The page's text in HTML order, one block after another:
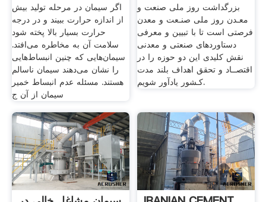
اگر سیمان در مرحله تولید بیش
از اندازه حرارت ببیند و در درجه
حرارت بسیار بالا پخته شود
سلامت آن به مخاطره می‌افتد.
سیمان‌هایی که چنین انبساط‌هایی
را نشان می‌دهند سیمان ناسالم
هستند. مسئله عدم انبساط خمیر
سیمان از آن ج
بزرگداشت روز ملی صنعت و
معـدن روز ملی صنـعت و معدن
فرصتی است تا با تبیین و معرفی
دستاوردهای صنعتی و معدنی
نقش کلیدی این دو حوزه را در
اقتصــاد و تحقق اهداف بلند مدت
کـشور یادآور شویم.